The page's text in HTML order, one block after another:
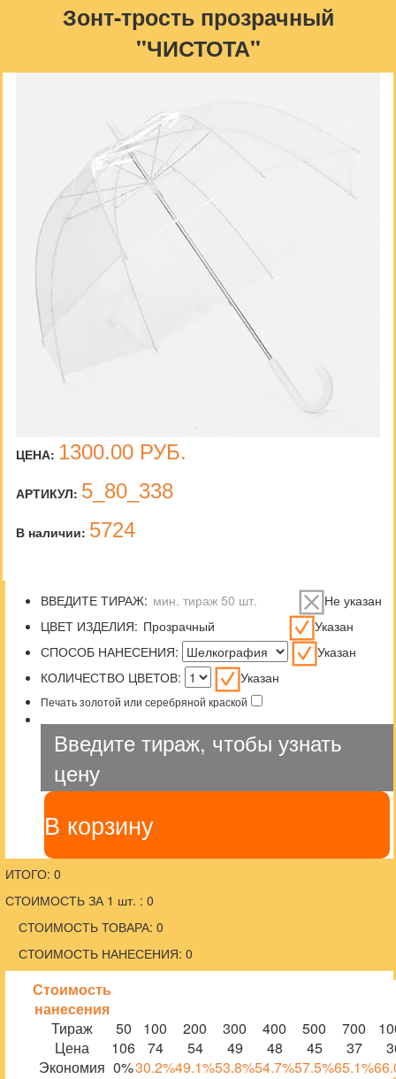
Зонт-трость прозрачный
"ЧИСТОТА"
ЦЕНА: 1300.00 РУБ.
АРТИКУЛ: 5_80_338
В наличии: 5724
ВВЕДИТЕ ТИРАЖ:
Не указан
ЦВЕТ ИЗДЕЛИЯ:
Указан
СПОСОБ НАНЕСЕНИЯ:
Указан
КОЛИЧЕСТВО ЦВЕТОВ:
Указан
Печать золотой или серебряной краской
Введите тираж, чтобы узнать
цену
В корзину
ИТОГО: 0
СТОИМОСТЬ ЗА 1 шт. : 0
СТОИМОСТЬ ТОВАРА: 0
СТОИМОСТЬ НАНЕСЕНИЯ: 0
Стоимость
нанесения
Тираж
50 100 200 300 400 500 700
Цена
106 74 54 49 48 45 37
Экономия 0%30.2%49.1%53.8%54.7%57.5%65.1%